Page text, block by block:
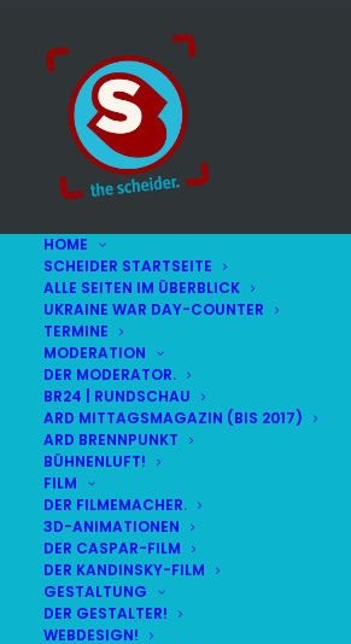
HOME
SCHEIDER STARTSEITE
ALLE SEITEN IM ÜBERBLICK
UKRAINE WAR DAY-COUNTER
TERMINE
MODERATION
DER MODERATOR.
BR24 | RUNDSCHAU
ARD MITTAGSMAGAZIN (BIS 2017)
ARD BRENNPUNKT
BÜHNENLUFT!
FILM
DER FILMEMACHER.
3D-ANIMATIONEN
DER CASPAR-FILM
DER KANDINSKY-FILM
GESTALTUNG
DER GESTALTER!
WEBDESIGN!
© STEFAN SCHEIDER
LIVE(alle Termine